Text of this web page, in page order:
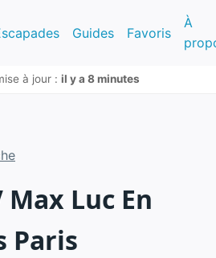
Guides Favoris
À
à jour : il y a 8 minutes
Max Luc En
Paris